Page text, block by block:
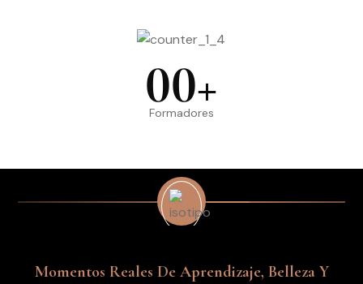
00+
Formadores
Momentos Reales De Aprendizaje, Belleza Y